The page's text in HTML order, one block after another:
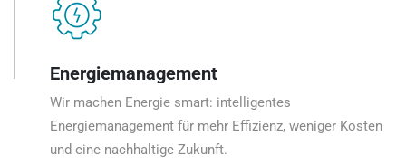
Energiemanagement
Wir machen Energie smart: intelligentes
Energiemanagement für mehr Effizienz, weniger Kosten
und eine nachhaltige Zukunft.